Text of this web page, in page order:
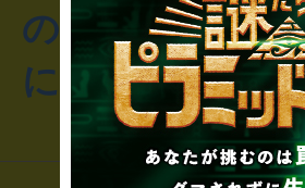
のお客様から
にお問い合わ